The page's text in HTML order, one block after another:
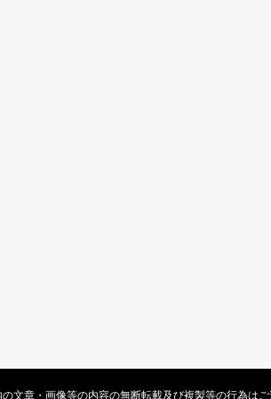
文章・画像等の内容の無断転載及び複製等の行為は